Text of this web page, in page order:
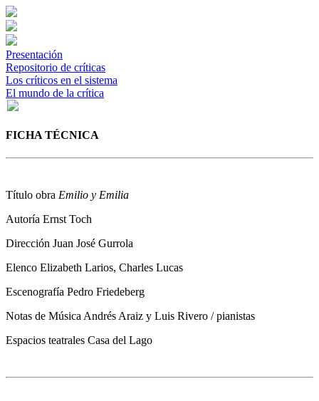
Presentación
Repositorio de críticas
Los críticos en el sistema
El mundo de la crítica
FICHA TÉCNICA
Título obra Emilio y Emilia
Autoría Ernst Toch
Dirección Juan José Gurrola
Elenco Elizabeth Larios, Charles Lucas
Escenografía Pedro Friedeberg
Notas de Música Andrés Araiz y Luis Rivero / pianistas
Espacios teatrales Casa del Lago